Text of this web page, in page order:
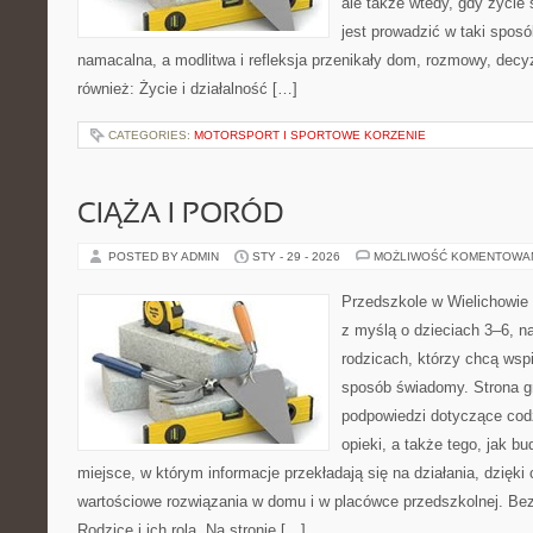
jest prowadzić w taki
namacalna, a modlitwa i refleksja przenikały dom, rozmowy,
również: Życie i działalność […]
CATEGORIES: MOTORSPORT I SPORTOWE KORZENIE
CIĄŻA I PORÓD
POSTED BY ADMIN STY - 29 - 2026 MOŻLIWOŚĆ
Przedszkole w
z myślą o dzieciach 3–6,
rodzicach, którzy chcą
sposób świadomy. Strona
podpowiedzi dotyczące
opieki, a także tego, jak
miejsce, w którym informacje przekładają się na działania, dzięki
wartościowe rozwiązania w domu i w placówce przedszkolnej.